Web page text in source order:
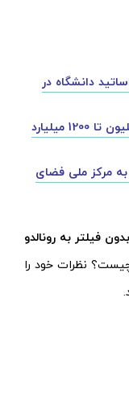
دانشگاه در
بازار داغ سیمکارت رند در ایران ؛ از 12 میلیون تا 1200 میلیارد
مرکز ملی فضای
فیلتر به رونالدو
نظرات خود را